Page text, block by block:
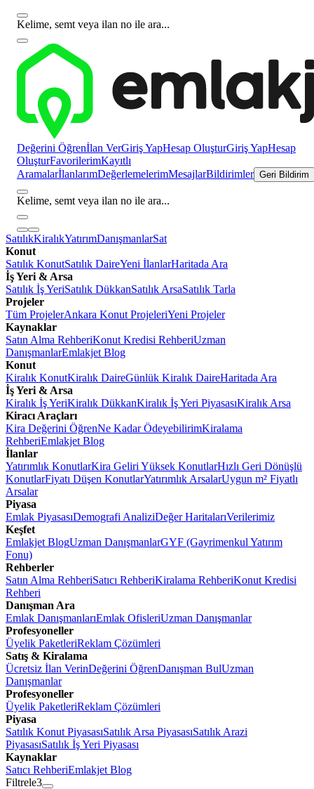
Kelime, semt veya ilan no ile ara...
Değerini Öğrenİlan VerGiriş YapHesap OluşturGiriş YapHesap
OluşturFavorilerimKayıtlı
AramalarİlanlarımDeğerlemelerimMesajlarBildirimler Geri Bildirim
Kelime, semt veya ilan no ile ara...
SatılıkKiralıkYatırımDanışmanlarSat
Konut
Satılık KonutSatılık DaireYeni İlanlarHaritada Ara
İş Yeri & Arsa
Satılık İş YeriSatılık DükkanSatılık ArsaSatılık Tarla
Projeler
Tüm ProjelerAnkara Konut ProjeleriYeni Projeler
Kaynaklar
Satın Alma RehberiKonut Kredisi RehberiUzman
DanışmanlarEmlakjet Blog
Konut
Kiralık KonutKiralık DaireGünlük Kiralık DaireHaritada Ara
İş Yeri & Arsa
Kiralık İş YeriKiralık DükkanKiralık İş Yeri PiyasasıKiralık Arsa
Kiracı Araçları
Kira Değerini ÖğrenNe Kadar ÖdeyebilirimKiralama
RehberiEmlakjet Blog
İlanlar
Yatırımlık KonutlarKira Geliri Yüksek KonutlarHızlı Geri Dönüşlü
KonutlarFiyatı Düşen KonutlarYatırımlık ArsalarUygun m² Fiyatlı
Arsalar
Piyasa
Emlak PiyasasıDemografi AnaliziDeğer HaritalarıVerilerimiz
Keşfet
Emlakjet BlogUzman DanışmanlarGYF (Gayrimenkul Yatırım
Fonu)
Rehberler
Satın Alma RehberiSatıcı RehberiKiralama RehberiKonut Kredisi
Rehberi
Danışman Ara
Emlak DanışmanlarıEmlak OfisleriUzman Danışmanlar
Profesyoneller
Üyelik PaketleriReklam Çözümleri
Satış & Kiralama
Ücretsiz İlan VerinDeğerini ÖğrenDanışman BulUzman
Danışmanlar
Profesyoneller
Üyelik PaketleriReklam Çözümleri
Piyasa
Satılık Konut PiyasasıSatılık Arsa PiyasasıSatılık Arazi
PiyasasıSatılık İş Yeri Piyasası
Kaynaklar
Satıcı RehberiEmlakjet Blog
Filtrele3